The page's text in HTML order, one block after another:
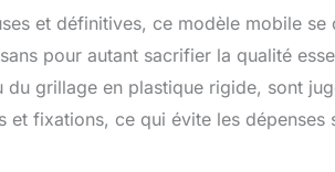
et définitives, ce modèle mobile
pour autant sacrifier la qualité
du grillage en plastique rigide, sont
et fixations, ce qui évite les